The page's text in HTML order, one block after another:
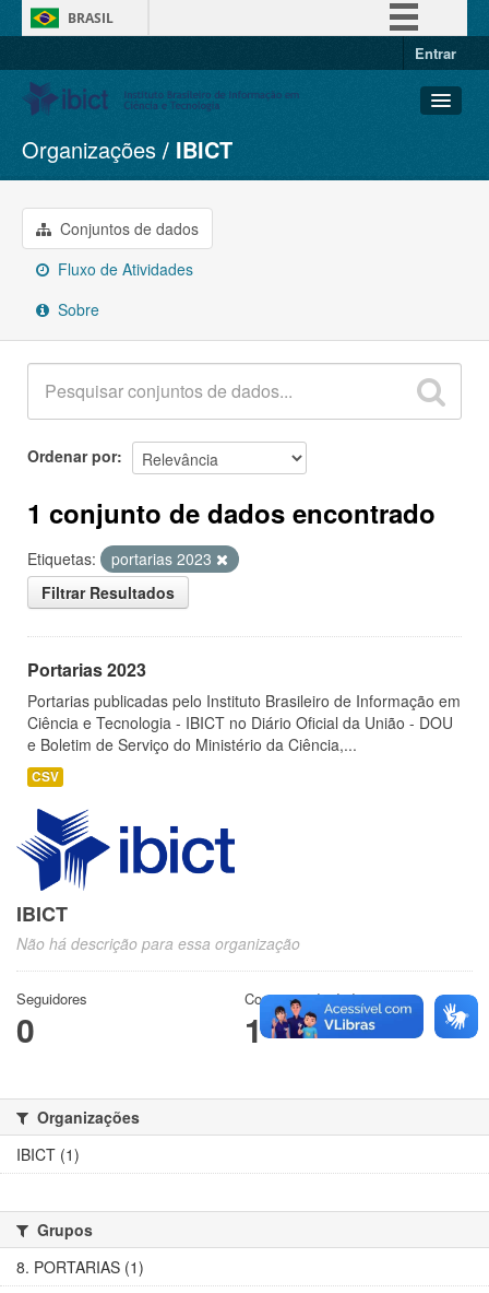
BRASIL
Entrar
Conjuntos de dados
Organizações
Grupos
Sobre
Organizações IBICT
Conjuntos de dados
Fluxo de Atividades
Sobre
Ordenar por
1 conjunto de dados encontrado
Etiquetas:
portarias 2023
Filtrar Resultados
Portarias 2023
Portarias publicadas pelo Instituto Brasileiro de Informação em
Ciência e Tecnologia - IBICT no Diário Oficial da União - DOU
e Boletim de Serviço do Ministério da Ciência,...
CSV
IBICT
Não há descrição para essa organização
Seguidores
0
Conjuntos de dados
1
Organizações
IBICT (1)
Grupos
8. PORTARIAS (1)